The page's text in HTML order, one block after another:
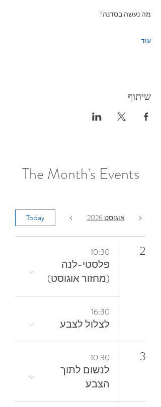
מה‭ ‬נעשה‭ ‬בסדנה‭?‬
עוד
שיתוף
The Month's Events
אוגוסט 2026 Today
2
10:30
פלסטי-לנה
(מחזור אוגוסט)
16:30
לצלול‭ ‬לצבע‭
3
10:30
‬הצבע